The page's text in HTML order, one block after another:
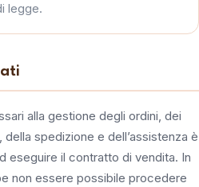
legge.
alla gestione degli ordini, dei
spedizione e dell’assistenza è
eseguire il contratto di vendita. In
non essere possibile procedere